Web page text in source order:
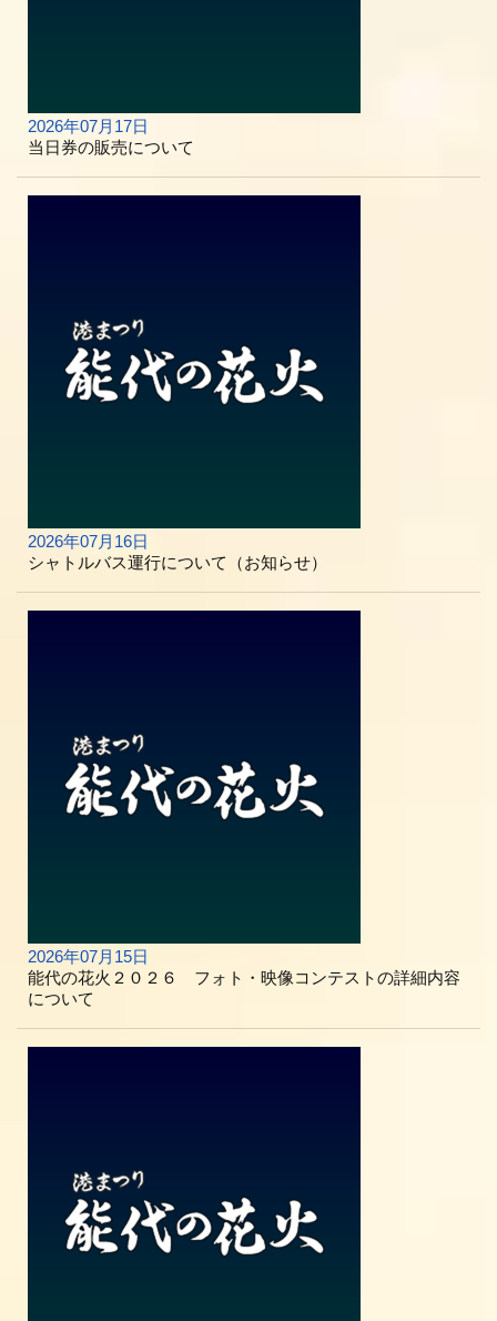
2026年07月17日
当日券の販売について
2026年07月16日
シャトルバス運行について（お知らせ）
2026年07月15日
能代の花火２０２６ フォト・映像コンテストの詳細内容
について